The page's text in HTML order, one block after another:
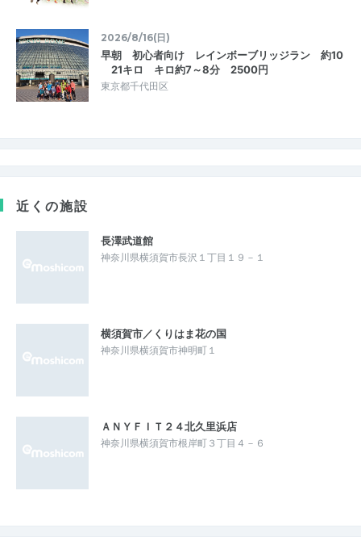
2026/8/16(日)
早朝 初心者向け レインボーブリッジラン 約10
21キロ キロ約7～8分 2500円
東京都千代田区
近くの施設
長澤武道館
神奈川県横須賀市長沢１丁目１９－１
横須賀市／くりはま花の国
神奈川県横須賀市神明町１
ＡＮＹＦＩＴ２４北久里浜店
神奈川県横須賀市根岸町３丁目４－６